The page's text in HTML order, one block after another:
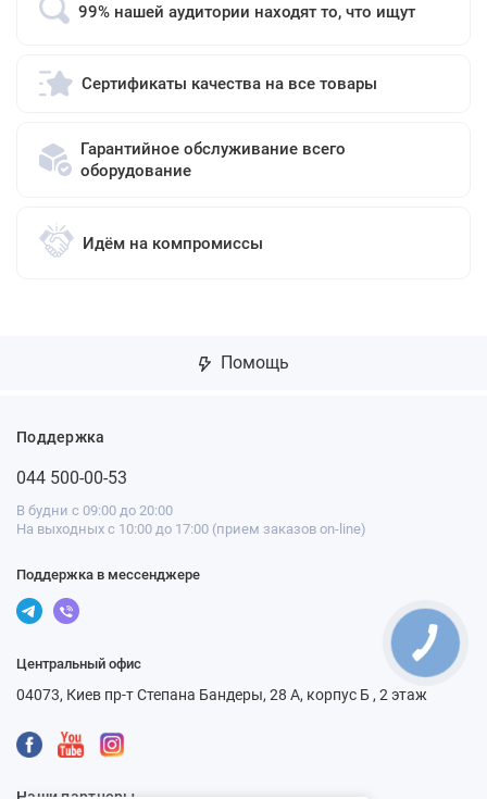
99% нашей аудитории находят то, что ищут
Сертификаты качества на все товары
Гарантийное обслуживание всего
оборудование
Идём на компромиссы
Помощь
Поддержка
044 500-00-53
В будни с 09:00 до 20:00
На выходных с 10:00 до 17:00 (прием заказов on-line)
Поддержка в мессенджере
Центральный офис
04073, Киев пр-т Степана Бандеры, 28 А, корпус Б , 2 этаж